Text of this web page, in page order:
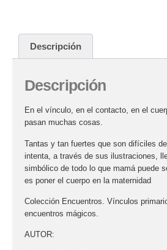
Descripción
Descripción
En el vínculo, en el contacto, en el
pasan muchas cosas.
Tantas y tan fuertes que son difíciles
intenta, a través de sus ilustraciones,
simbólico de todo lo que mamá puede
es poner el cuerpo en la maternidad
Colección Encuentros. Vínculos
encuentros mágicos.
AUTOR: